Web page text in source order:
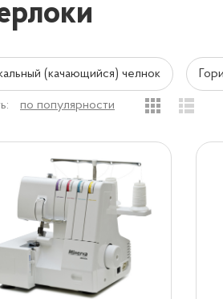
(качающийся) челнок
по популярности